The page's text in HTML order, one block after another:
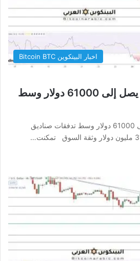
اخبار البيتكوين Bitcoin BTC
توقع سعر البيتكوين يصل إلى 61000 دولار وسط
توقع سعر البيتكوين يصل إلى 61000 دولار وسط تدفقات صناديق